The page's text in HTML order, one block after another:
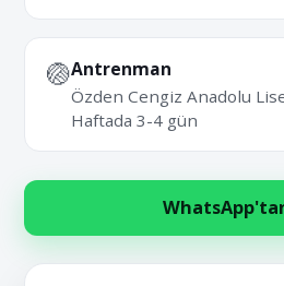
🏐Antrenman
Özden Cengiz Anadolu
Haftada 3-4 gün